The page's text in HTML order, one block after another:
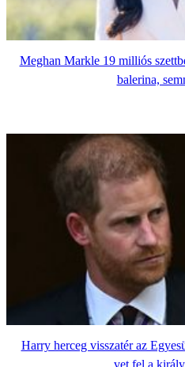
Meghan Markle 19 milliós
balerina,
Harry herceg visszatér az
vet fel a